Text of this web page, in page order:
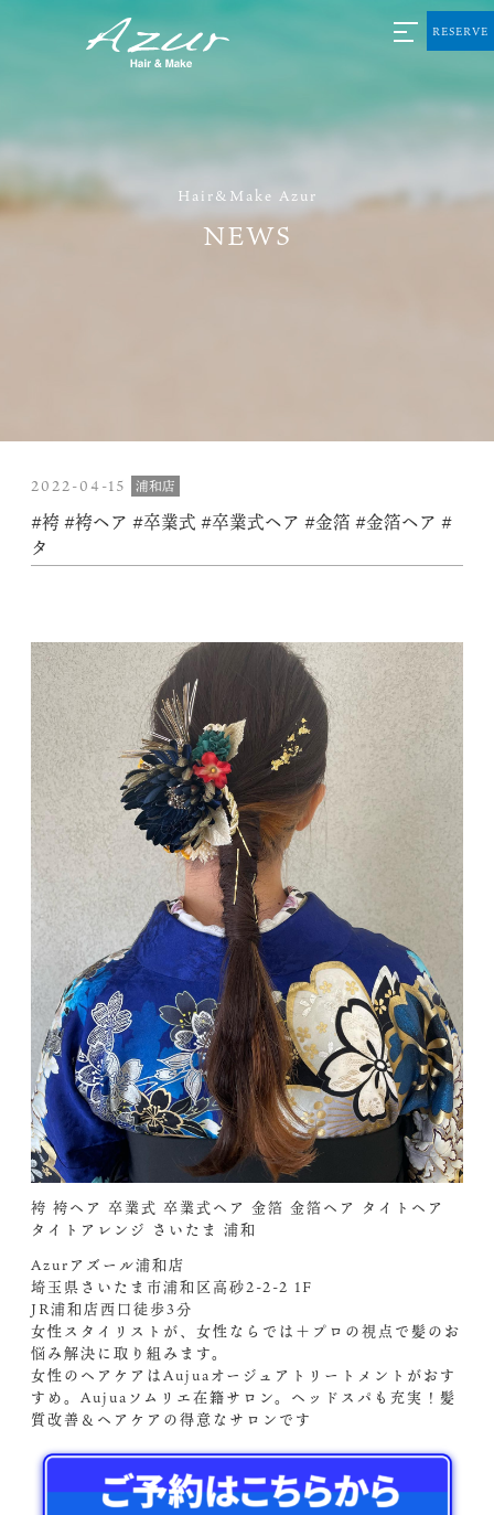
Hair&Make Azur
NEWS
RESERVE
2022-04-15 浦和店
#袴 #袴ヘア #卒業式 #卒業式ヘア #金箔 #金箔ヘア #
タ
袴 袴ヘア 卒業式 卒業式ヘア 金箔 金箔ヘア タイトヘア
タイトアレンジ さいたま 浦和
Azurアズール浦和店
埼玉県さいたま市浦和区高砂2-2-2 1F
JR浦和店西口徒歩3分
女性スタイリストが、女性ならでは＋プロの視点で髪のお
悩み解決に取り組みます。
女性のヘアケアはAujuaオージュアトリートメントがおす
すめ。Aujuaソムリエ在籍サロン。ヘッドスパも充実！髪
質改善＆ヘアケアの得意なサロンです